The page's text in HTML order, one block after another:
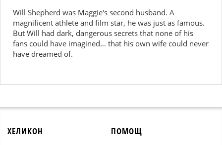
Will Shepherd was Maggie's second husband. A
magnificent athlete and film star, he was just as famous.
But Will had dark, dangerous secrets that none of his
fans could have imagined… that his own wife could never
have dreamed of.
ХЕЛИКОН ПОМОЩ